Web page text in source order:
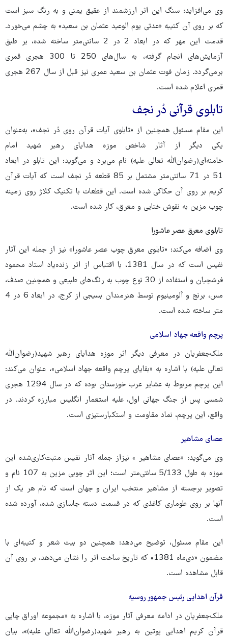
وی می‌افزاید: سنگ این اثر ارزشمند از عقیق یمنی و به رنگ سبز است
که بر روی آن کتیبه «عدتی یوم الوعید عثمان بن سعید» به چشم می‌خورد.
قدمت این مهر که در ابعاد 2 در 2 سانتی‌متر ساخته شده، بر طبق
آزمایش‌های انجام گرفته، به سال‌های 250 تا 300 هجری قمری
برمی‌گردد. زمان فوت عثمان بن سعید عمری نیز قبل از سال 267 هجری
قمری اعلام شده است.
تابلوی قرآنی دُر نجف
این مقام مسئول همچنین از «تابلوی آیات قرآن روی دُر نجف»، به‌عنوان
یکی دیگر از آثار شاخص موزه هدایای رهبر شهید امام
خامنه‌ای(رضوان‌الله تعالی علیه) نام می‌برد و می‌گوید: این تابلو در ابعاد
51 در 71 سانتی‌متر مشتمل بر 85 قطعه دُر نجف است که آیات قرآن
کریم بر روی آن حکاکی شده است. این قطعات با تکنیک کلاژ روی زمینه
چوب مزین به نقوش ختایی و معرق، کار شده است.
تابلوی معرق عصر عاشورا
وی اضافه می‌کند: «تابلوی معرق چوب عصر عاشورا» نیز از جمله این آثار
نفیس است که در سال 1381، با اقتباس از اثر زنده‌یاد استاد محمود
فرشچیان و استفاده از 30 نوع چوب به رنگ‌های طبیعی و همچنین صدف،
مس، برنج و آلومینیوم توسط هنرمندان بسیجی از کرج، در ابعاد 6 در 4
متر ساخته شده است.
پرچم واقعه جهاد اسلامی
ملک‌جعفریان در معرفی دیگر اثر موزه هدایای رهبر شهید(رضوان‌الله
تعالی علیه) با اشاره به «بقایای پرچم واقعه جهاد اسلامی»، عنوان می‌کند:
این پرچم مربوط به عشایر عرب خوزستان بوده که در سال 1294 هجری
شمسی پس از جنگ جهانی اول، علیه استعمار انگلیس مبارزه کردند. در
واقع، این پرچم، نماد مقاومت و استکبارستیزی است.
عصای مشاهیر
وی می‌گوید: «عصای مشاهیر » نیزاز جمله آثار نفیس منبت‌کاری‌شده این
موزه به ‌طول 5/133 سانتی‌متر است؛ این اثر چوبی مزین به 107 نام و
تصویر برجسته از مشاهیر منتخب ایران و جهان است که نام هر یک از
آنها بر روی طوماری کاغذی که در قسمت دسته جاسازی شده، آورده شده
است.
این مقام مسئول، توضیح می‌دهد: همچنین دو بیت شعر و کتیبه‌ای با
مضمون «دی‌ماه 1381» که تاریخ ساخت اثر را نشان می‌دهد، بر روی آن
قابل مشاهده است.
قرآن اهدایی رئیس جمهور روسیه
ملک‌جعفریان در ادامه معرفی آثار موزه، با اشاره به «مجموعه اوراق چاپی
قرآن کریم اهدایی پوتین به رهبر شهید(رضوان‌الله تعالی علیه)»، بیان